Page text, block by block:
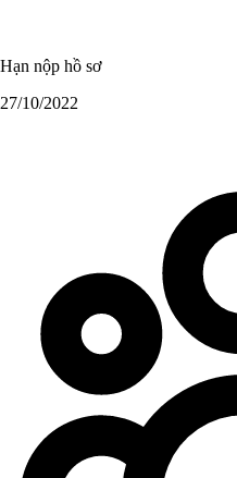
Hạn nộp hồ sơ
27/10/2022